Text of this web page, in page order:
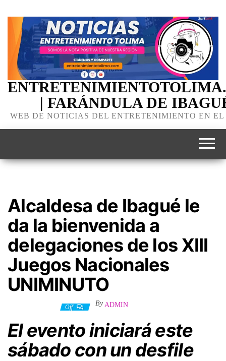
| FARÁNDULA DE
WEB DE NOTICIAS DEL ENTRETENIMIENTO EN
Alcaldesa de Ibagué le
da la bienvenida a
delegaciones de los XIII
Juegos Nacionales
UNIMINUTO
Off By ADMIN
El evento iniciará este
sábado con un desfile